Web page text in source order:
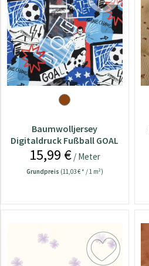
Baumwolljersey
Digitaldruck Fußball GOAL
blau
15,99 €/ Meter
Grundpreis (11,03 € * / 1 m²)